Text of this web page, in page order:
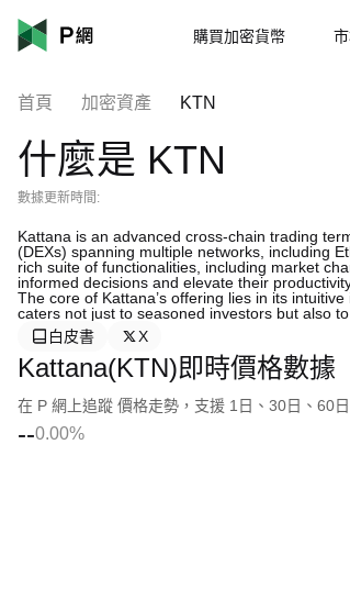
購買加密貨幣
首頁 加密資產 KTN
什麼是 KTN
數據更新時間:
Kattana is an advanced cross-chain trading
(DEXs) spanning multiple networks, including
rich suite of functionalities, including market
informed decisions and elevate their
The core of Kattana’s offering lies in its
caters not just to seasoned investors but also
白皮書
X
Kattana(KTN)即時價格數據
在 P 網上追蹤 價格走勢，支援 1日、30日、60
--0.00%